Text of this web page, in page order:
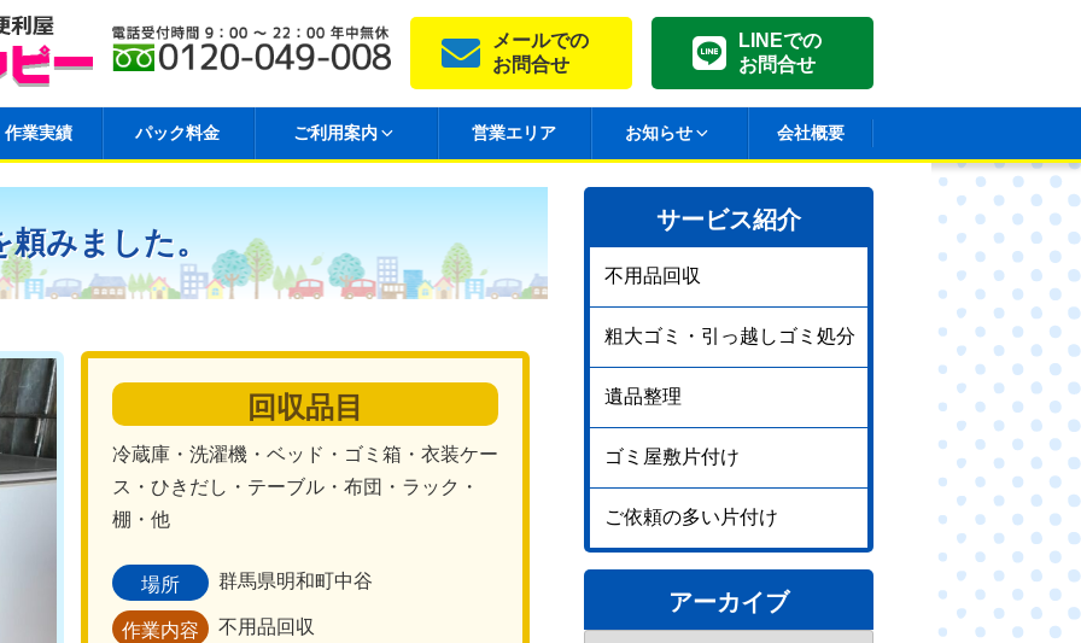
メールでの
お問合せ
LINEでの
お問合せ
作業実績 パック料金 ご利用案内 営業エリア お知らせ 会社概要
みました。
回収品目
冷蔵庫・洗濯機・ベッド・ゴミ箱・衣装ケー
ス・ひきだし・テーブル・布団・ラック・
棚・他
場所 群馬県明和町中谷
作業内容 不用品回収
サービス紹介
不用品回収
粗大ゴミ・引っ越しゴミ処分
遺品整理
ゴミ屋敷片付け
ご依頼の多い片付け
アーカイブ